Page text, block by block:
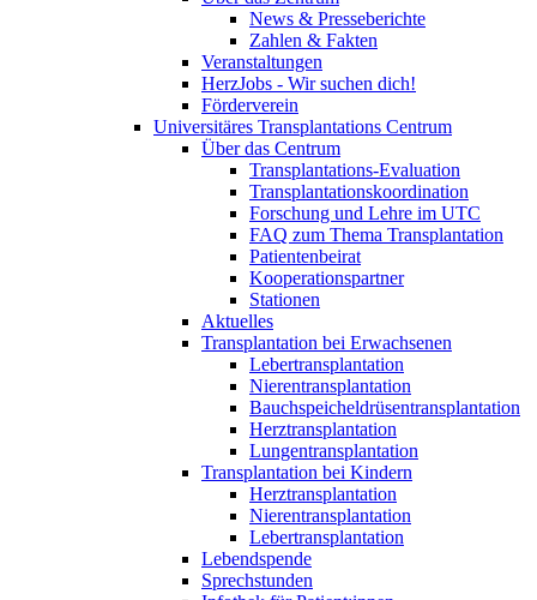
News & Presseberichte
Zahlen & Fakten
Veranstaltungen
HerzJobs - Wir suchen dich!
Förderverein
Universitäres Transplantations Centrum
Über das Centrum
Transplantations-Evaluation
Transplantationskoordination
Forschung und Lehre im UTC
FAQ zum Thema Transplantation
Patientenbeirat
Kooperationspartner
Stationen
Aktuelles
Transplantation bei Erwachsenen
Lebertransplantation
Nierentransplantation
Bauchspeicheldrüsentransplantation
Herztransplantation
Lungentransplantation
Transplantation bei Kindern
Herztransplantation
Nierentransplantation
Lebertransplantation
Lebendspende
Sprechstunden